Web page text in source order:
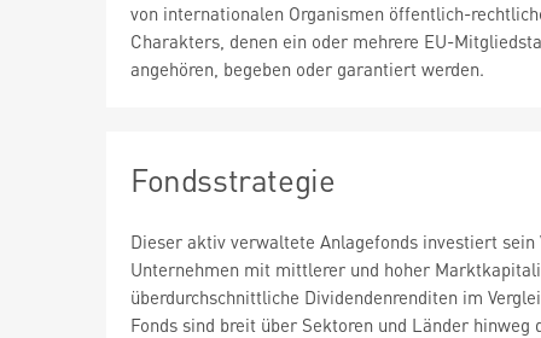
von internationalen Organismen öffentlich-
Charakters, denen ein oder mehrere EU-
angehören, begeben oder garantiert werden.
Fondsstrategie
Dieser aktiv verwaltete Anlagefonds investiert
Unternehmen mit mittlerer und hoher
überdurchschnittliche Dividendenrenditen im
Fonds sind breit über Sektoren und Länder